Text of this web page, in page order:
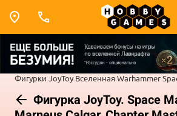
Фигурки JoyToy Вселенная Warhammer
Фигурка JoyToy. Space